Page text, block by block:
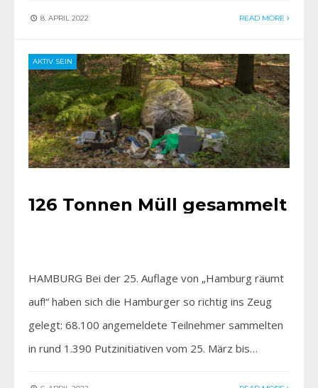
8. APRIL 2022 READ MORE
AKTIV SEIN
126 Tonnen Müll gesammelt
HAMBURG Bei der 25. Auflage von „Hamburg räumt
auf!“ haben sich die Hamburger so richtig ins Zeug
gelegt: 68.100 angemeldete Teilnehmer sammelten
in rund 1.390 Putzinitiativen vom 25. März bis…